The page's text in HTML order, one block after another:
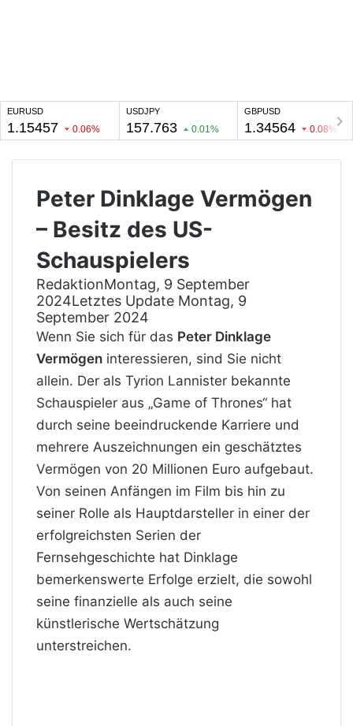
Peter Dinklage Vermögen
– Besitz des US-
Schauspielers
RedaktionMontag, 9 September
2024Letztes Update Montag, 9
September 2024
Wenn Sie sich für das Peter Dinklage
Vermögen interessieren, sind Sie nicht
allein. Der als Tyrion Lannister bekannte
Schauspieler aus „Game of Thrones“ hat
durch seine beeindruckende Karriere und
mehrere Auszeichnungen ein geschätztes
Vermögen von 20 Millionen Euro aufgebaut.
Von seinen Anfängen im Film bis hin zu
seiner Rolle als Hauptdarsteller in einer der
erfolgreichsten Serien der
Fernsehgeschichte hat Dinklage
bemerkenswerte Erfolge erzielt, die sowohl
seine finanzielle als auch seine
künstlerische Wertschätzung
unterstreichen.